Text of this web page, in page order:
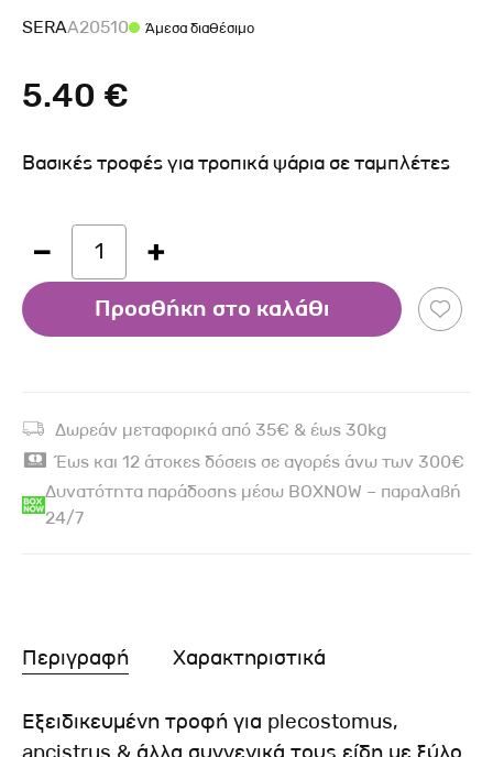
SERAA20510 Άμεσα διαθέσιμο
5.40 €
Βασικές τροφές για τροπικά ψάρια σε ταμπλέτες
1
Προσθήκη στο καλάθι
Δωρεάν μεταφορικά από 35€ & έως 30kg
Έως και 12 άτοκες δόσεις σε αγορές άνω των 300€
Δυνατότητα παράδοσης μέσω BOXNOW – παραλαβή
24/7
Περιγραφή Χαρακτηριστικά
Εξειδικευμένη τροφή για plecostomus,